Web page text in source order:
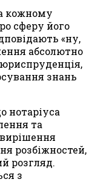
кожному
сферу його
«ну,
абсолютно
юриспруденція,
знань
нотаріуса
та
розбіжностей,
розгляд.
з